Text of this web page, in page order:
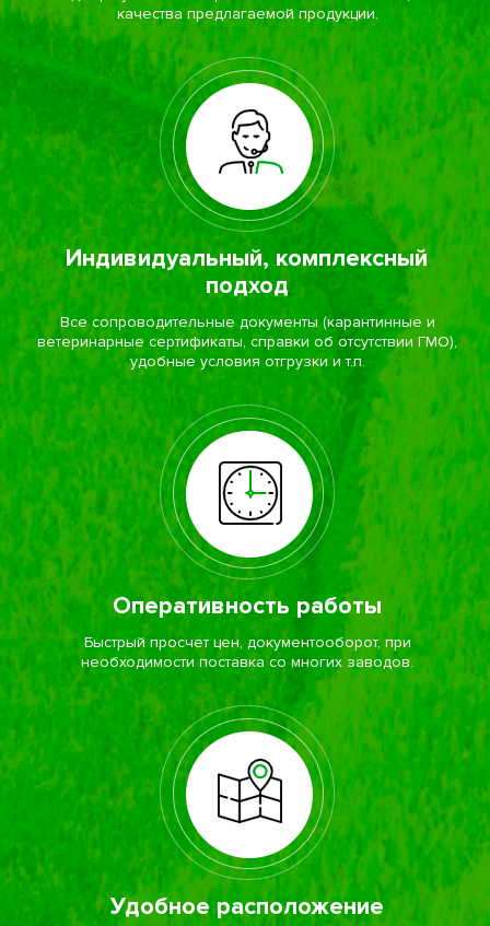
качества предлагаемой продукции.
Индивидуальный, комплексный
подход
Все сопроводительные документы (карантинные и
ветеринарные сертификаты, справки об отсутствии ГМО),
удобные условия отгрузки и т.п.
Оперативность работы
Быстрый просчет цен, документооборот, при
необходимости поставка со многих заводов.
Удобное расположение